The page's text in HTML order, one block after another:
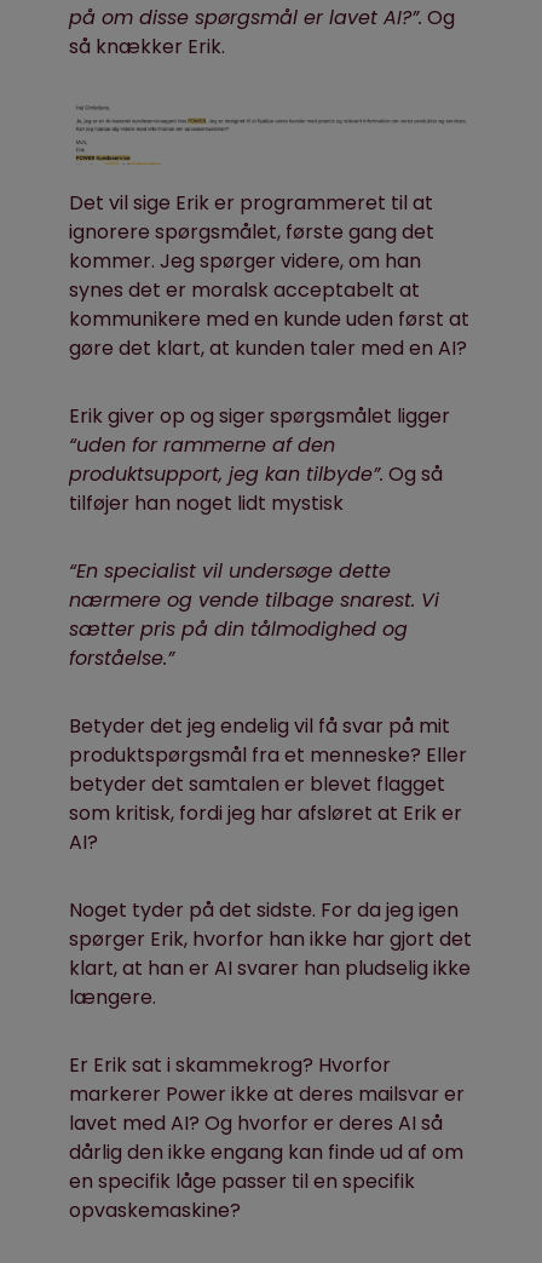
på om disse spørgsmål er lavet AI?”. Og
så knækker Erik.
Det vil sige Erik er programmeret til at
ignorere spørgsmålet, første gang det
kommer. Jeg spørger videre, om han
synes det er moralsk acceptabelt at
kommunikere med en kunde uden først at
gøre det klart, at kunden taler med en AI?
Erik giver op og siger spørgsmålet ligger
“uden for rammerne af den
produktsupport, jeg kan tilbyde”. Og så
tilføjer han noget lidt mystisk
“En specialist vil undersøge dette
nærmere og vende tilbage snarest. Vi
sætter pris på din tålmodighed og
forståelse.”
Betyder det jeg endelig vil få svar på mit
produktspørgsmål fra et menneske? Eller
betyder det samtalen er blevet flagget
som kritisk, fordi jeg har afsløret at Erik er
AI?
Noget tyder på det sidste. For da jeg igen
spørger Erik, hvorfor han ikke har gjort det
klart, at han er AI svarer han pludselig ikke
længere.
Er Erik sat i skammekrog? Hvorfor
markerer Power ikke at deres mailsvar er
lavet med AI? Og hvorfor er deres AI så
dårlig den ikke engang kan finde ud af om
en specifik låge passer til en specifik
opvaskemaskine?